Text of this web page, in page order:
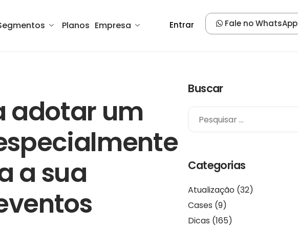
Planos Empresa Entrar Fale no WhatsApp
adotar um
a sua
Buscar
Categorias
Atualização (32)
Cases (9)
Dicas (165)